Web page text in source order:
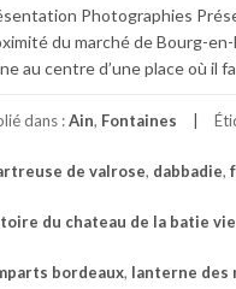
Photographies
du marché de Bourg-
au centre d’une place où il
dans :Ain, Fontaines
de valrose, dabbadie,
du chateau de la batie
bordeaux, lanterne des